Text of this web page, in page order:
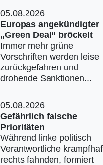
05.08.2026
Europas angekündigter
„Green Deal“ bröckelt
Immer mehr grüne
Vorschriften werden leise
zurückgefahren und
drohende Sanktionen...
05.08.2026
Gefährlich falsche
Prioritäten
Während linke politisch
Verantwortliche
rechts fahnden, formiert